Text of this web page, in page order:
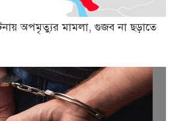
অপমৃত্যুর মামলা, গুজব না ছড়াতে